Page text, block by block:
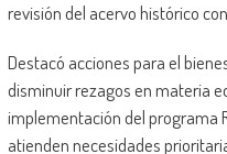
revisión del acervo histórico
Destacó acciones para el
disminuir rezagos en materia
implementación del programa
atienden necesidades